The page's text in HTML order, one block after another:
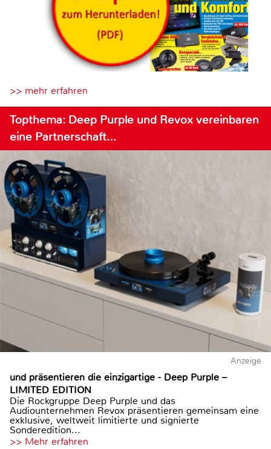
>> mehr erfahren
Topthema: Deep Purple und Revox vereinbaren
eine Partnerschaft…
Anzeige
und präsentieren die einzigartige - Deep Purple –
LIMITED EDITION
Die Rockgruppe Deep Purple und das
Audiounternehmen Revox präsentieren gemeinsam eine
exklusive, weltweit limitierte und signierte
Sonderedition...
>> Mehr erfahren